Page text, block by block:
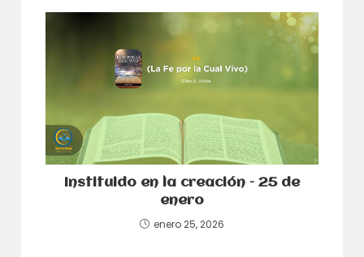
Instituido en la creación – 25 de
enero
enero 25, 2026